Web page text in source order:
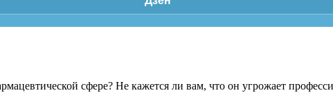
сфере? Не кажется ли вам, что он угрожает